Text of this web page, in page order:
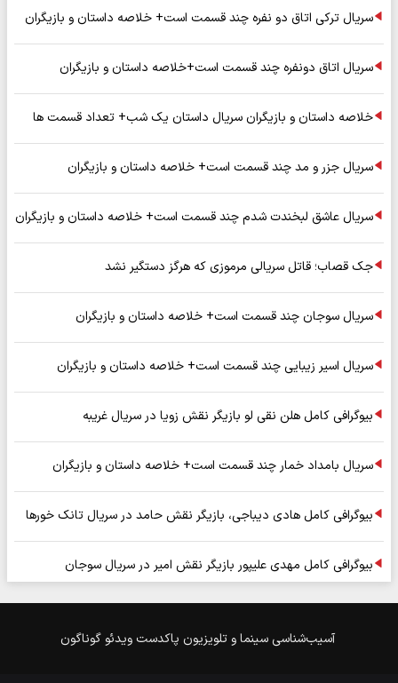
سریال ترکی اتاق دو نفره چند قسمت است+ خلاصه داستان و بازیگران
سریال اتاق دونفره چند قسمت است+خلاصه داستان و بازیگران
خلاصه داستان و بازیگران سریال داستان یک شب+ تعداد قسمت ها
سریال جزر و مد چند قسمت است+ خلاصه داستان و بازیگران
سریال عاشق لبخندت شدم چند قسمت است+ خلاصه داستان و بازیگران
جک قصاب؛ قاتل سریالی مرموزی که هرگز دستگیر نشد
سریال سوجان چند قسمت است+ خلاصه داستان و بازیگران
سریال اسیر زیبایی چند قسمت است+ خلاصه داستان و بازیگران
بیوگرافی کامل هلن نقی لو بازیگر نقش زویا در سریال غریبه
سریال بامداد خمار چند قسمت است+ خلاصه داستان و بازیگران
بیوگرافی کامل هادی دیباجی، بازیگر نقش حامد در سریال تانک خورها
بیوگرافی کامل مهدی علیپور بازیگر نقش امیر در سریال سوجان
آسیب‌شناسی سینما و تلویزیون پاکدست ویدئو گوناگون